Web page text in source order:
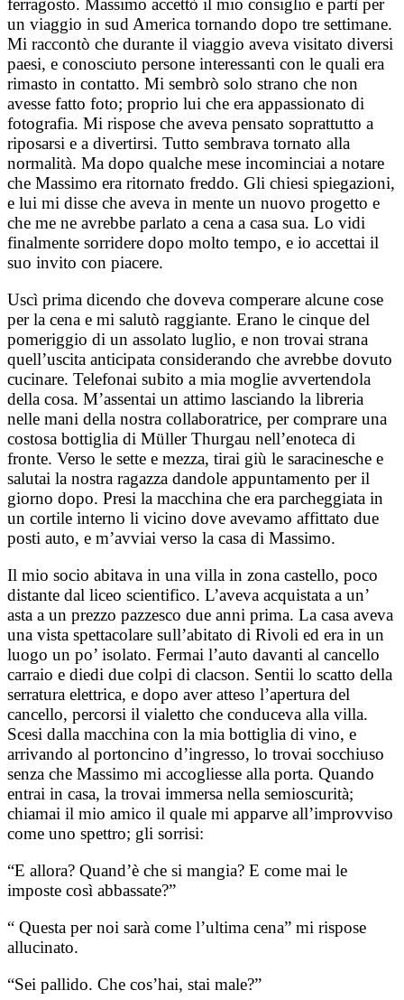
un viaggio in sud America tornando dopo tre settimane.
Mi raccontò che durante il viaggio aveva visitato diversi
paesi, e conosciuto persone interessanti con le quali era
rimasto in contatto. Mi sembrò solo strano che non
avesse fatto foto; proprio lui che era appassionato di
fotografia. Mi rispose che aveva pensato soprattutto a
riposarsi e a divertirsi. Tutto sembrava tornato alla
normalità. Ma dopo qualche mese incominciai a notare
che Massimo era ritornato freddo. Gli chiesi spiegazioni,
e lui mi disse che aveva in mente un nuovo progetto e
che me ne avrebbe parlato a cena a casa sua. Lo vidi
finalmente sorridere dopo molto tempo, e io accettai il
suo invito con piacere.
Uscì prima dicendo che doveva comperare alcune cose
per la cena e mi salutò raggiante. Erano le cinque del
pomeriggio di un assolato luglio, e non trovai strana
quell’uscita anticipata considerando che avrebbe dovuto
cucinare. Telefonai subito a mia moglie avvertendola
della cosa. M’assentai un attimo lasciando la libreria
nelle mani della nostra collaboratrice, per comprare una
costosa bottiglia di Müller Thurgau nell’enoteca di
fronte. Verso le sette e mezza, tirai giù le saracinesche e
salutai la nostra ragazza dandole appuntamento per il
giorno dopo. Presi la macchina che era parcheggiata in
un cortile interno li vicino dove avevamo affittato due
posti auto, e m’avviai verso la casa di Massimo.
Il mio socio abitava in una villa in zona castello, poco
distante dal liceo scientifico. L’aveva acquistata a un’
asta a un prezzo pazzesco due anni prima. La casa aveva
una vista spettacolare sull’abitato di Rivoli ed era in un
luogo un po’ isolato. Fermai l’auto davanti al cancello
carraio e diedi due colpi di clacson. Sentii lo scatto della
serratura elettrica, e dopo aver atteso l’apertura del
cancello, percorsi il vialetto che conduceva alla villa.
Scesi dalla macchina con la mia bottiglia di vino, e
arrivando al portoncino d’ingresso, lo trovai socchiuso
senza che Massimo mi accogliesse alla porta. Quando
entrai in casa, la trovai immersa nella semioscurità;
chiamai il mio amico il quale mi apparve all’improvviso
come uno spettro; gli sorrisi:
“E allora? Quand’è che si mangia? E come mai le
imposte così abbassate?”
“ Questa per noi sarà come l’ultima cena” mi rispose
allucinato.
“Sei pallido. Che cos’hai, stai male?”